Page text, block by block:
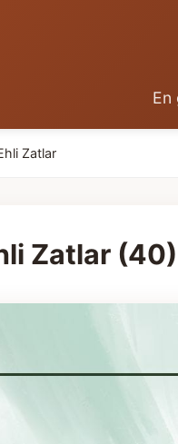
En
Zatlar
Zatlar (40)